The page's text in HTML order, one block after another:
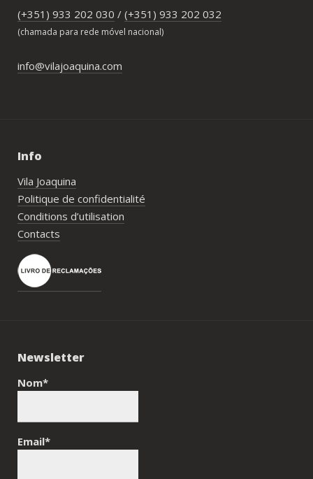
(+351) 933 202 030 / (+351) 933 202 032
(chamada para rede móvel nacional)
info@vilajoaquina.com
Info
Vila Joaquina
Politique de confidentialité
Conditions d’utilisation
Contacts
Newsletter
Nom*
Email*